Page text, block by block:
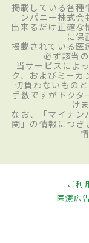
掲載している各種
ンパニー株式会
出来るだけ正確な
に保
掲載されている医
必ず該当
当サービスによ
ク、およびミーカ
切負わないもの
手数ですがドクタ
け
なお、「マイナン
関」の情報につき
ご利
医療広